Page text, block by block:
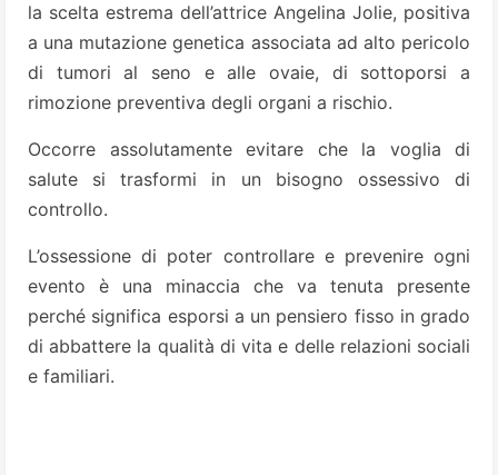
la scelta estrema dell’attrice Angelina Jolie, positiva
a una mutazione genetica associata ad alto pericolo
di tumori al seno e alle ovaie, di sottoporsi a
rimozione preventiva degli organi a rischio.
Occorre assolutamente evitare che la voglia di
salute si trasformi in un bisogno ossessivo di
controllo.
L’ossessione di poter controllare e prevenire ogni
evento è una minaccia che va tenuta presente
perché significa esporsi a un pensiero fisso in grado
di abbattere la qualità di vita e delle relazioni sociali
e familiari.